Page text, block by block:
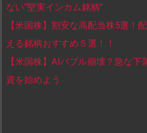
ない“堅実インカム銘柄”
【米国株】割安な高配当株5選！
える銘柄おすすめ５選！！
【米国株】AIバブル崩壊？急な
資を始めよう